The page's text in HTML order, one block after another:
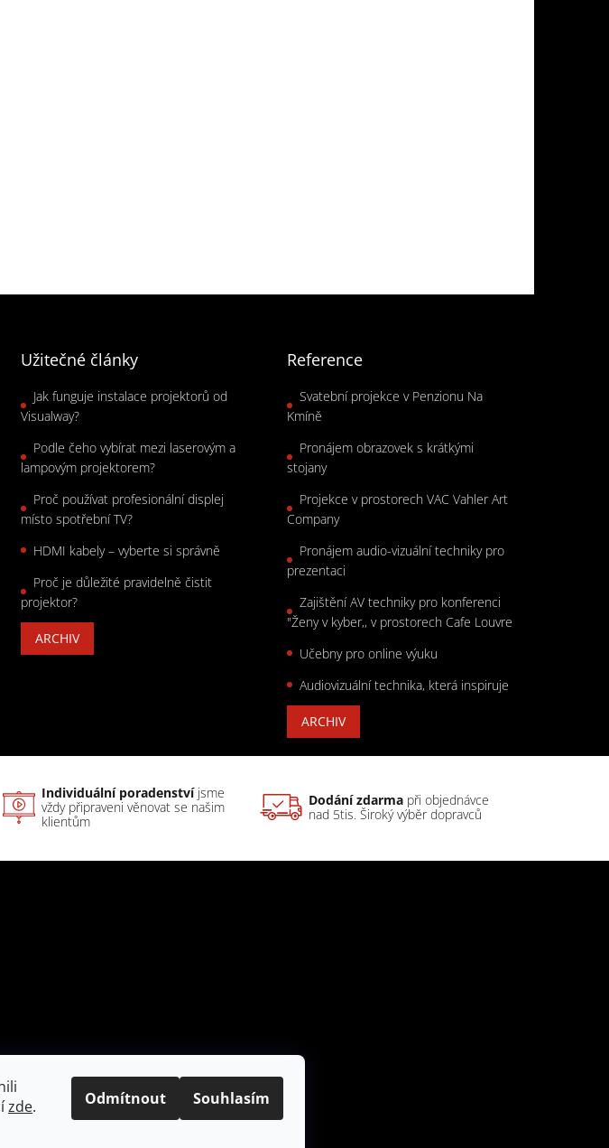
zde. Odmítnout Souhlasím
Užitečné články
Jak funguje instalace projektorů od
Visualway?
Podle čeho vybírat mezi laserovým a
lampovým projektorem?
Proč používat profesionální displej
místo spotřební TV?
HDMI kabely – vyberte si správně
Proč je důležité pravidelně čistit
projektor?
ARCHIV
Reference
Svatební projekce v Penzionu Na
Kmíně
Pronájem obrazovek s krátkými
stojany
Projekce v prostorech VAC Vahler Art
Company
Pronájem audio-vizuální techniky pro
prezentaci
Zajištění AV techniky pro konferenci
"Ženy v kyber,, v prostorech Cafe Louvre
Učebny pro online výuku
Audiovizuální technika, která inspiruje
ARCHIV
Individuální poradenstvíjsme
vždy připraveni věnovat se našim
klientům
Dodání zdarma při objednávce
nad 5tis. Široký výběr dopravců